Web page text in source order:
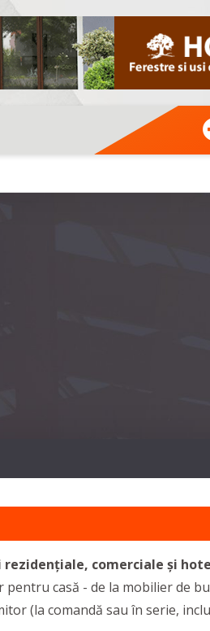
rezidențiale, comerciale și
casă - de la mobilier de
(la comandă sau în serie,